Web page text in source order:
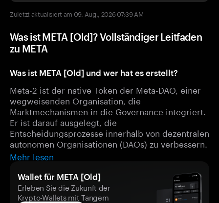
Zuletzt aktualisiert am 09. Aug., 2026 07:39 AM
Was ist META [Old]? Vollständiger Leitfaden
zu META
Was ist META [Old] und wer hat es erstellt?
Meta-2 ist der native Token der Meta-DAO, einer
wegweisenden Organisation, die
Marktmechanismen in die Governance integriert.
Er ist darauf ausgelegt, die
Entscheidungsprozesse innerhalb von dezentralen
autonomen Organisationen (DAOs) zu verbessern.
Mehr lesen
Wallet für META [Old]
Erleben Sie die Zukunft der
Krypto-Wallets mit Tangem